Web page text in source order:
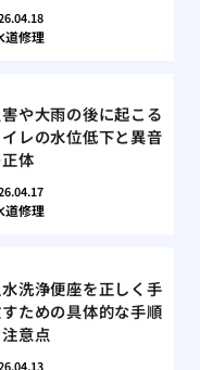
道修理
や大雨の後に起こる
イレの水位低下と異音
体
道修理
洗浄便座を正しく手
ための具体的な手順
意点